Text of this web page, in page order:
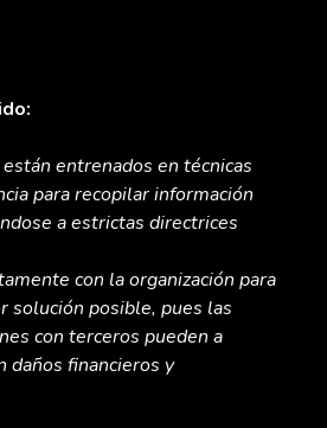
entrenados en técnicas
para recopilar información
a estrictas directrices
con la organización para
solución posible, pues las
con terceros pueden a
daños financieros y